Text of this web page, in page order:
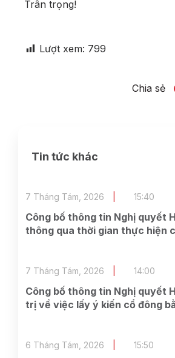
Trân trọng!
Lượt xem: 799
Chia sẻ
Tin tức khác
Công bố thông tin Nghị quyết
thông qua thời gian thực hiện
7 Tháng Tám, 2026 15:40
Công bố thông tin Nghị quyết
trị về việc lấy ý kiến cổ đông
7 Tháng Tám, 2026 14:00
6 Tháng Tám, 2026 15:50